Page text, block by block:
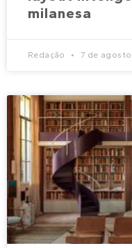
milanesa
Redação 7 de